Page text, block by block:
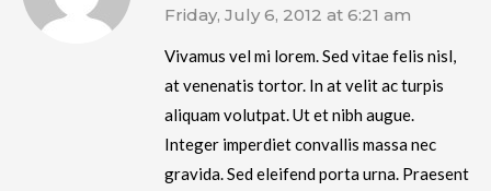
Friday, July 6, 2012 at 6:21 am
Vivamus vel mi lorem. Sed vitae felis nisl,
at venenatis tortor. In at velit ac turpis
aliquam volutpat. Ut et nibh augue.
Integer imperdiet convallis massa nec
gravida. Sed eleifend porta urna. Praesent